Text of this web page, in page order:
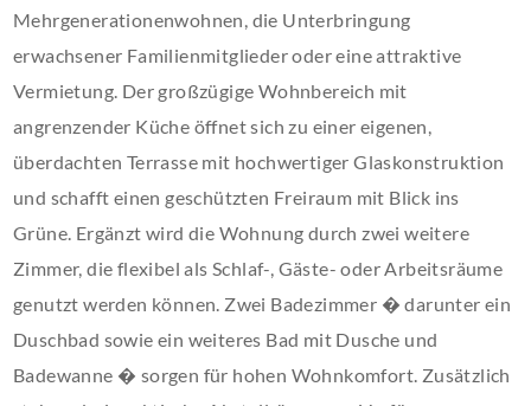
Mehrgenerationenwohnen, die Unterbringung
erwachsener Familienmitglieder oder eine attraktive
Vermietung. Der großzügige Wohnbereich mit
angrenzender Küche öffnet sich zu einer eigenen,
überdachten Terrasse mit hochwertiger Glaskonstruktion
und schafft einen geschützten Freiraum mit Blick ins
Grüne. Ergänzt wird die Wohnung durch zwei weitere
Zimmer, die flexibel als Schlaf-, Gäste- oder Arbeitsräume
genutzt werden können. Zwei Badezimmer � darunter ein
Duschbad sowie ein weiteres Bad mit Dusche und
Badewanne � sorgen für hohen Wohnkomfort. Zusätzlich